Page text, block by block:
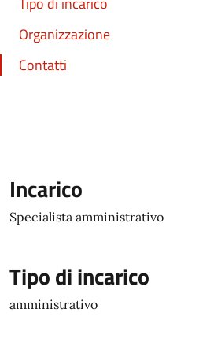
Organizzazione
Contatti
Incarico
Specialista amministrativo
Tipo di incarico
amministrativo